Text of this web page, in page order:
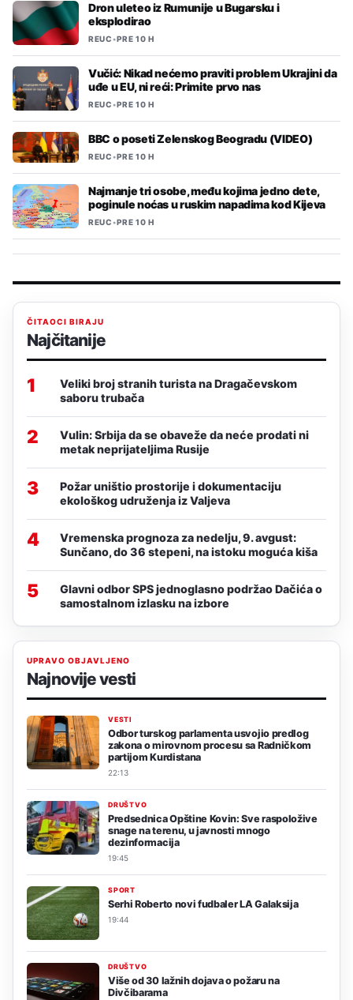
Dron uleteo iz Rumunije u Bugarsku i
eksplodirao
REUC•PRE 10 H
Vučić: Nikad nećemo praviti problem Ukrajini da
uđe u EU, ni reći: Primite prvo nas
REUC•PRE 10 H
BBC o poseti Zelenskog Beogradu (VIDEO)
REUC•PRE 10 H
Najmanje tri osobe, među kojima jedno dete,
poginule noćas u ruskim napadima kod Kijeva
REUC•PRE 10 H
ČITAOCI BIRAJU
Najčitanije
1
Veliki broj stranih turista na Dragačevskom
saboru trubača
2
Vulin: Srbija da se obaveže da neće prodati ni
metak neprijateljima Rusije
3
Požar uništio prostorije i dokumentaciju
ekološkog udruženja iz Valjeva
4
Vremenska prognoza za nedelju, 9. avgust:
Sunčano, do 36 stepeni, na istoku moguća kiša
5
Glavni odbor SPS jednoglasno podržao Dačića o
samostalnom izlasku na izbore
UPRAVO OBJAVLJENO
Najnovije vesti
VESTI
Odbor turskog parlamenta usvojio predlog
zakona o mirovnom procesu sa Radničkom
partijom Kurdistana
22:13
DRUŠTVO
Predsednica Opštine Kovin: Sve raspoložive
snage na terenu, u javnosti mnogo
dezinformacija
19:45
SPORT
Serhi Roberto novi fudbaler LA Galaksija
19:44
DRUŠTVO
Više od 30 lažnih dojava o požaru na
Divčibarama